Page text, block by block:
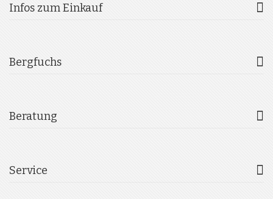
Infos zum Einkauf
Bergfuchs
Beratung
Service